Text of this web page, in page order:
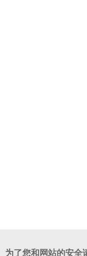
为了您和网站的安全